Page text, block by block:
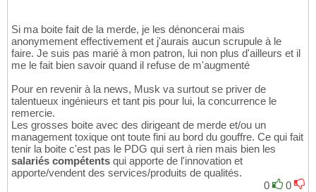
Si ma boite fait de la merde, je les dénoncerai mais
anonymement effectivement et j'aurais aucun scrupule à le
faire. Je suis pas marié à mon patron, lui non plus d'ailleurs et il
me le fait bien savoir quand il refuse de m'augmenté
Pour en revenir à la news, Musk va surtout se priver de
talentueux ingénieurs et tant pis pour lui, la concurrence le
remercie.
Les grosses boite avec des dirigeant de merde et/ou un
management toxique ont toute fini au bord du gouffre. Ce qui fait
tenir la boite c'est pas le PDG qui sert à rien mais bien les
salariés compétents qui apporte de l'innovation et
apporte/vendent des services/produits de qualités.
0
0